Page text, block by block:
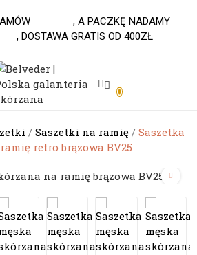
, A PACZKĘ NADAMY
, DOSTAWA GRATIS OD 400ZŁ
0
Saszetki na ramię
Saszetka
retro brązowa BV25